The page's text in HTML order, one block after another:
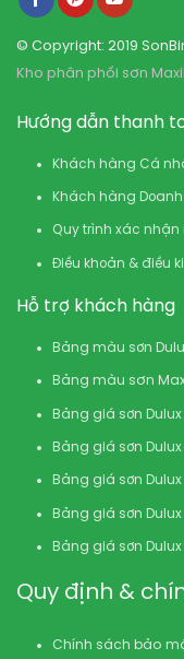
© Copyright: 2019
Kho phân phối sơn
Hướng dẫn thanh
Khách hàng Cá
Khách hàng
Quy trình xác
Điều khoản & điều
Hỗ trợ khách hàng
Bảng màu sơn
Bảng màu sơn
Bảng giá sơn Dulux
Bảng giá sơn
Bảng giá sơn
Bảng giá sơn Dulux
Bảng giá sơn
Quy định &
Chính sách bảo